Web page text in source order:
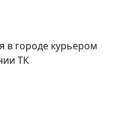
в городе курьером
ТК